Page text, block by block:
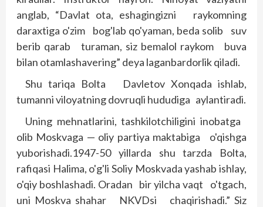
anglab, “Davlat ota, eshagingizni raykomning
daraxtiga o'zim bog'lab qo'yaman, beda solib suv
berib qarab turaman, siz bemalol raykom buva
bilan otamlashavering” deya laganbardorlik qiladi.
Shu tariqa Bolta Davletov Xonqada ishlab,
tumanni viloyatning dovruqli hududiga aylantiradi.
Uning mehnatlarini, tashkilotchiligini inobatga
olib Moskvaga — oliy partiya maktabiga o'qishga
yuborishadi.1947-50 yillarda shu tarzda Bolta,
rafiqasi Halima, o'g'li Soliy Moskvada yashab ishlay,
o'qiy bosh­lashadi. Oradan bir yilcha vaqt o'tgach,
uni Moskva shahar NKVDsi chaqirishadi.” Siz